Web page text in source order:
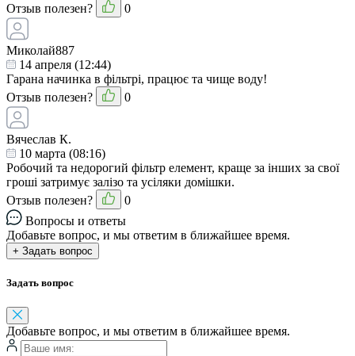
Отзыв полезен?
0
Миколай887
14 апреля (12:44)
Гарана начинка в фільтрі, працює та чище воду!
Отзыв полезен?
0
Вячеслав К.
10 марта (08:16)
Робочий та недорогий фільтр елемент, краще за інших за свої
гроші затримує залізо та усіляки домішки.
Отзыв полезен?
0
Вопросы и ответы
Добавьте вопрос, и мы ответим в ближайшее время.
+ Задать вопрос
Задать вопрос
Добавьте вопрос, и мы ответим в ближайшее время.